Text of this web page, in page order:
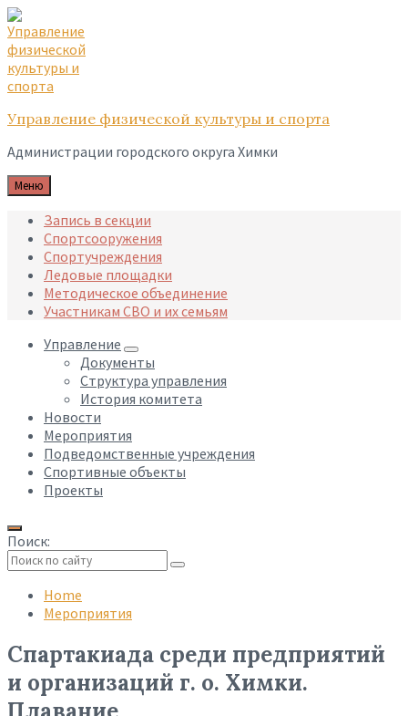
Skip
to
content
Skip
to
main
navigation
Skip
to
footer
Управление физической культуры и спорта
Администрации городского округа Химки
Меню
Запись в секции
Спортсооружения
Спортучреждения
Ледовые площадки
Методическое объединение
Участникам СВО и их семьям
Управление
Документы
Структура управления
История комитета
Новости
Мероприятия
Подведомственные учреждения
Спортивные объекты
Проекты
Поиск:
search
Home
Мероприятия
Спартакиада среди предприятий
и организаций г. о. Химки.